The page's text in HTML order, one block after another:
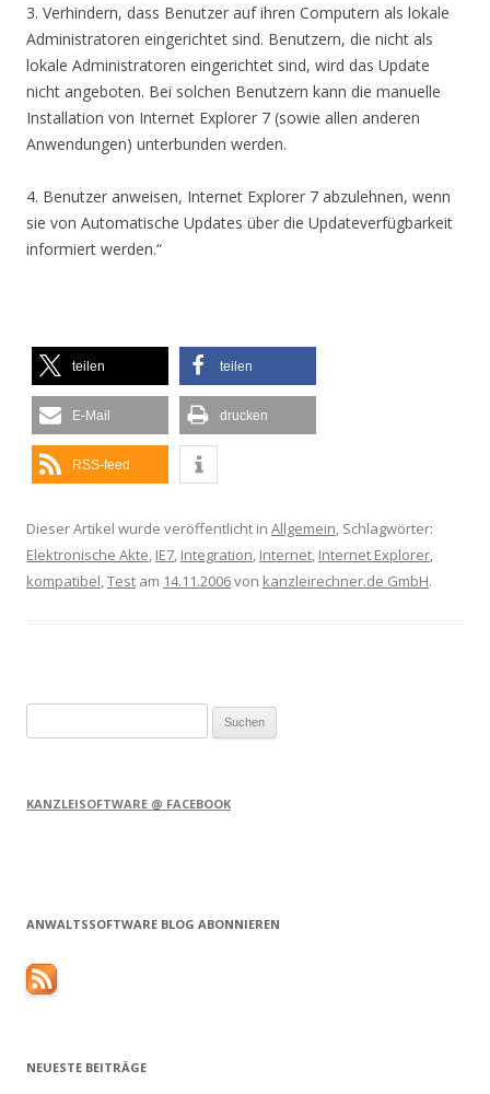
3. Verhindern, dass Benutzer auf ihren Computern als lokale
Administratoren eingerichtet sind. Benutzern, die nicht als
lokale Administratoren eingerichtet sind, wird das Update
nicht angeboten. Bei solchen Benutzern kann die manuelle
Installation von Internet Explorer 7 (sowie allen anderen
Anwendungen) unterbunden werden.
4. Benutzer anweisen, Internet Explorer 7 abzulehnen, wenn
sie von Automatische Updates über die Updateverfügbarkeit
informiert werden.“
teilen teilen
E-Mail drucken
RSS-feed
Dieser Artikel wurde veröffentlicht in Allgemein, Schlagwörter:
Elektronische Akte, IE7, Integration, Internet, Internet Explorer,
kompatibel,Test am 14.11.2006von kanzleirechner.de GmbH.
nach:
KANZLEISOFTWARE @ FACEBOOK
ANWALTSSOFTWARE BLOG ABONNIEREN
NEUESTE BEITRÄGE